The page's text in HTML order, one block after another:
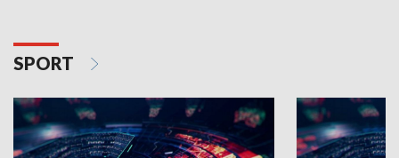
SPORT